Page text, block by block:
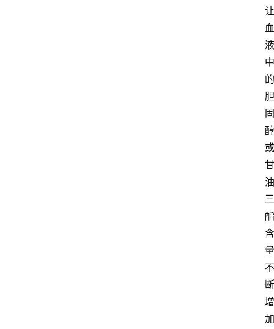
让
血
液
中
的
胆
固
醇
或
甘
油
三
酯
含
量
不
断
增
加